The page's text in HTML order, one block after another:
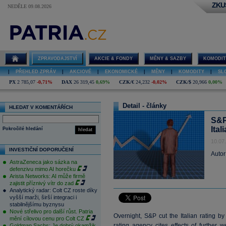
NEDĚLE 09.08.2026
ZPRAVODAJSTVÍ AKCIE & FONDY MĚNY & SAZBY
PŘEHLED ZPRÁV AKCIOVÉ EKONOMICKÉ MĚNY KOMODITY
PX 2 785,07 -0,71% DAX 26 319,45 0,69% CZK/€ 24,232 -0,02% CZK/$ 20,966 0,00%
HLEDAT V KOMENTÁŘÍCH
hledat
Pokročilé hledání
INVESTIČNÍ DOPORUČENÍ
AstraZeneca jako sázka na
defenzivu mimo AI horečku
Arista Networks: AI může firmě
zajistit příznivý vítr do zad
Analytický radar: Colt CZ roste díky
vyšší marži, širší integraci i
stabilnějšímu byznysu
Nové střelivo pro další růst. Patria
mění cílovou cenu pro Colt CZ
Detail - články
Overnight, S&P cut the Italian rating